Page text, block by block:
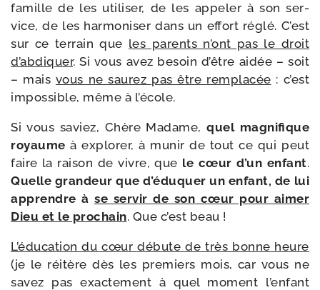
famille de les uti­li­ser, de les appe­ler à son ser­
vice, de les har­mo­ni­ser dans un effort réglé. C’est
sur ce ter­rain que les parents n’ont pas le droit
d’ab­di­quer. Si vous avez besoin d’être aidée – soit
– mais vous ne sau­rez pas être rem­pla­cée : c’est
impos­sible, même à l’école.
Si vous saviez, Chère Madame,quel magni­fique
royaume à explo­rer, à munir de tout ce qui peut
faire la rai­son de vivre, que le cœur d’un enfant.
Quelle gran­deur que d’é­du­quer un enfant, de lui
apprendre à se ser­vir de son cœur pour aimer
Dieu et le pro­chain. Que c’est beau !
L’éducation du cœur débute de très bonne heure
(je le réitère dès les pre­miers mois, car vous ne
savez pas exac­te­ment à quel moment l’en­fant